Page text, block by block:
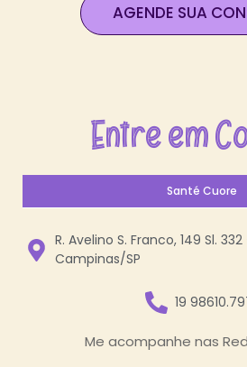
AGENDE SUA
Entre em
Santé Cuore
R. Avelino S. Franco, 149 Sl.
Campinas/SP
19
Me acompanhe nas